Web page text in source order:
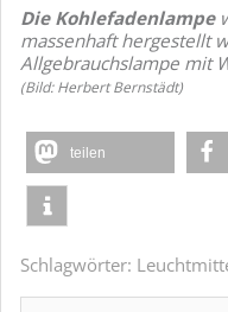
Die Kohlefadenlampe
massenhaft hergestellt
Allgebrauchslampe mit
(Bild: Herbert Bernstädt)
teilen
Schlagwörter: